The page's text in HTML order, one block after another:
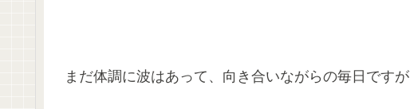
まだ体調に波はあって、向き合いながらの毎日ですが